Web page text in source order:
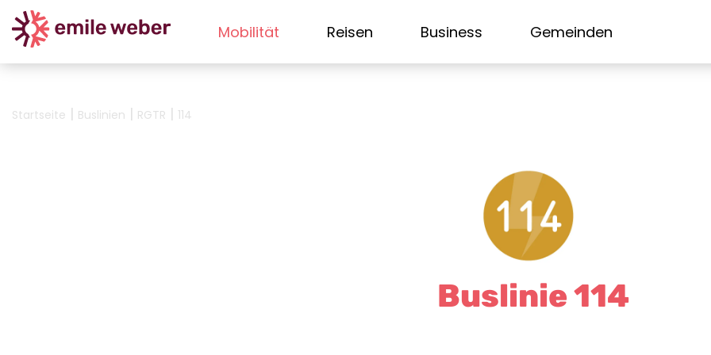
Mobilität Reisen Business Gemeinden
Startseite | Buslinien | RGTR | 114
Buslinie 114